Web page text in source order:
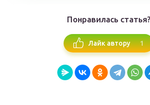
Понравилась статья?
Лайк автору 1